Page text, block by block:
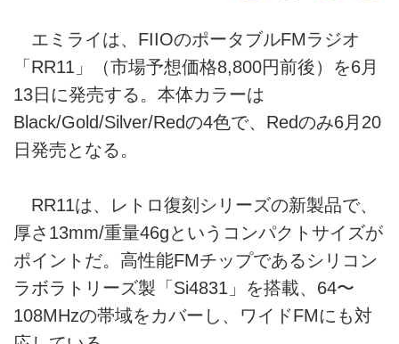
エミライは、FIIOのポータブルFMラジオ
「RR11」（市場予想価格8,800円前後）を6月
13日に発売する。本体カラーは
Black/Gold/Silver/Redの4色で、Redのみ6月20
日発売となる。
RR11は、レトロ復刻シリーズの新製品で、
厚さ13mm/重量46gというコンパクトサイズが
ポイントだ。高性能FMチップであるシリコン
ラボラトリーズ製「Si4831」を搭載、64〜
108MHzの帯域をカバーし、ワイドFMにも対